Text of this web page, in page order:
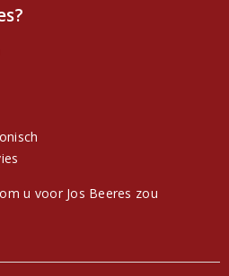
u voor Jos Beeres zou